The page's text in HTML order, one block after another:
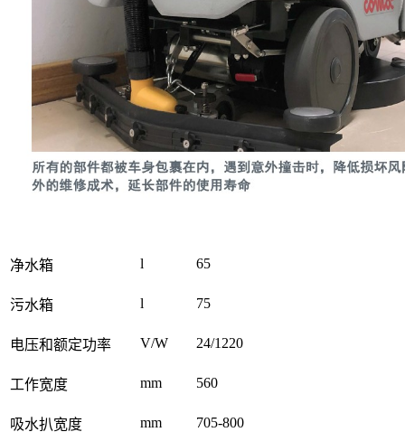
净水箱 l 65
污水箱 l 75
电压和额定功率 V/W 24/1220
工作宽度 mm 560
吸水扒宽度 mm 705-800